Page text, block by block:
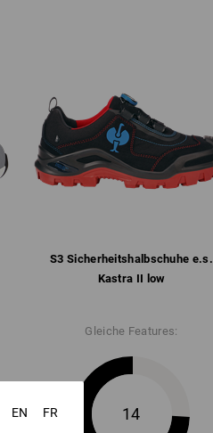
und hitzebeständig bis ca. 70 °C
S3 Sicherheits­halbschuhe e.s.
Kastra II low
Gleiche Features:
14
EN FR